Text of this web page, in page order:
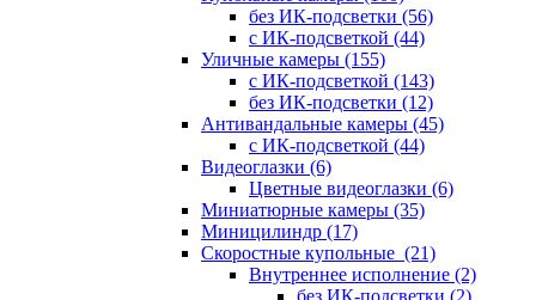
без ИК-подсветки (56)
с ИК-подсветкой (44)
Уличные камеры (155)
с ИК-подсветкой (143)
без ИК-подсветки (12)
Антивандальные камеры (45)
с ИК-подсветкой (44)
Видеоглазки (6)
Цветные видеоглазки (6)
Миниатюрные камеры (35)
Миницилиндр (17)
Скоростные купольные (21)
Внутреннее исполнение (2)
без ИК-подсветки (2)